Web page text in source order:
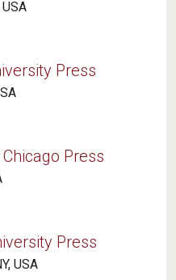
dell'elemento
Press
Press
Press
USA